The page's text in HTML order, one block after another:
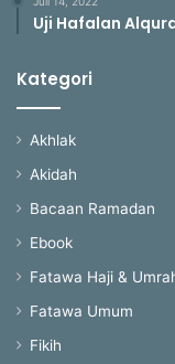
Uji Hafalan
Kategori
Akhlak
Akidah
Bacaan Ramadan
Ebook
Fatawa Haji &
Fatawa Umum
Fikih